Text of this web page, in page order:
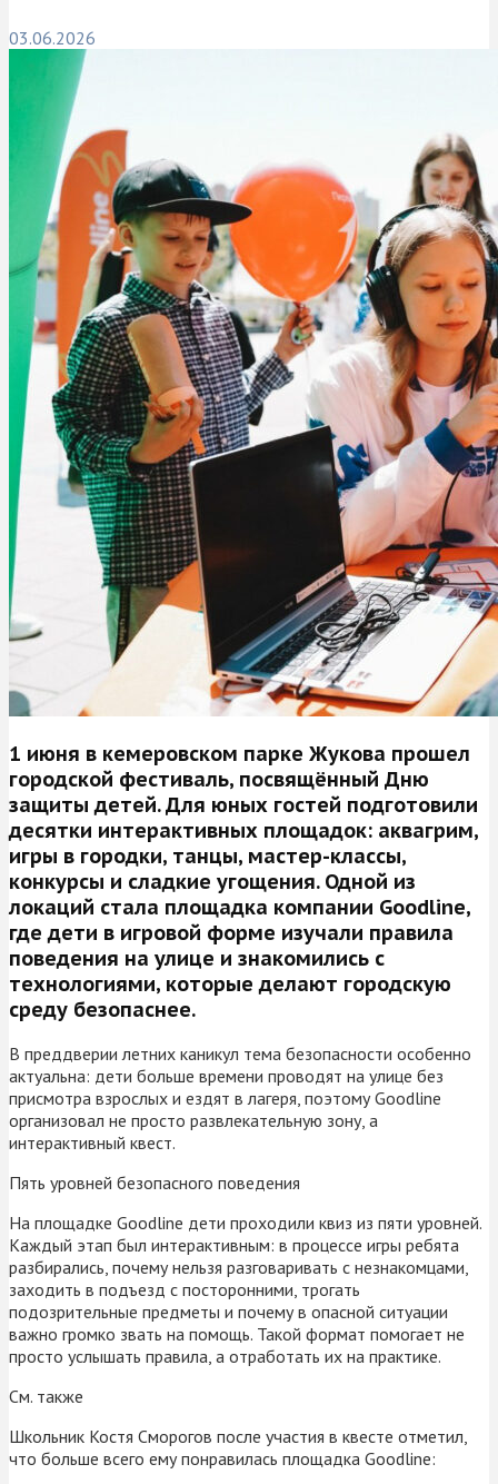
03.06.2026
1 июня в кемеровском парке Жукова прошел
городской фестиваль, посвящённый Дню
защиты детей. Для юных гостей подготовили
десятки интерактивных площадок: аквагрим,
игры в городки, танцы, мастер-классы,
конкурсы и сладкие угощения. Одной из
локаций стала площадка компании Goodline,
где дети в игровой форме изучали правила
поведения на улице и знакомились с
технологиями, которые делают городскую
среду безопаснее.
В преддверии летних каникул тема безопасности особенно
актуальна: дети больше времени проводят на улице без
присмотра взрослых и ездят в лагеря, поэтому Goodline
организовал не просто развлекательную зону, а
интерактивный квест.
Пять уровней безопасного поведения
На площадке Goodline дети проходили квиз из пяти уровней.
Каждый этап был интерактивным: в процессе игры ребята
разбирались, почему нельзя разговаривать с незнакомцами,
заходить в подъезд с посторонними, трогать
подозрительные предметы и почему в опасной ситуации
важно громко звать на помощь. Такой формат помогает не
просто услышать правила, а отработать их на практике.
См. также
Школьник Костя Сморогов после участия в квесте отметил,
что больше всего ему понравилась площадка Goodline: